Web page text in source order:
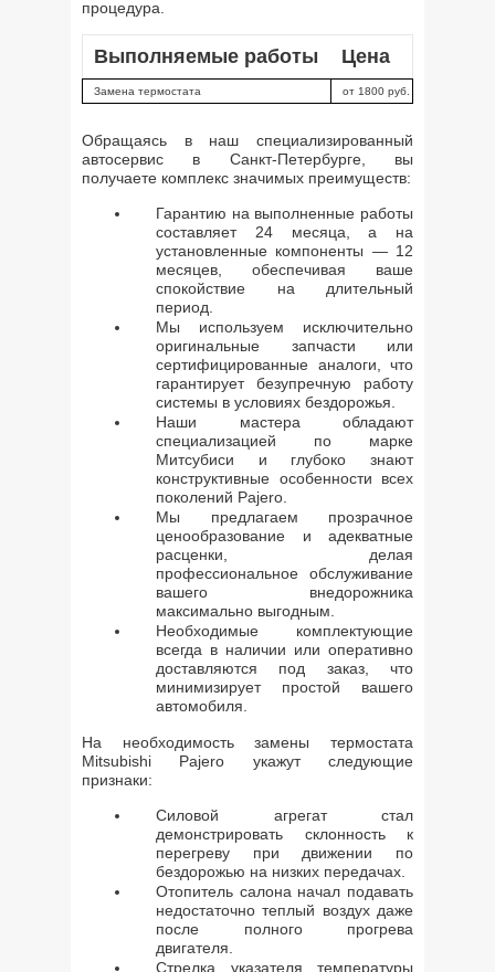
процедура.
Выполняемые работы Цена
Замена термостата от 1800 руб.
Обращаясь в наш специализированный
автосервис в Санкт-Петербурге, вы
получаете комплекс значимых преимуществ:
Гарантию на выполненные работы
составляет 24 месяца, а на
установленные компоненты — 12
месяцев, обеспечивая ваше
спокойствие на длительный
период.
Мы используем исключительно
оригинальные запчасти или
сертифицированные аналоги, что
гарантирует безупречную работу
системы в условиях бездорожья.
Наши мастера обладают
специализацией по марке
Митсубиси и глубоко знают
конструктивные особенности всех
поколений Pajero.
Мы предлагаем прозрачное
ценообразование и адекватные
расценки, делая
профессиональное обслуживание
вашего внедорожника
максимально выгодным.
Необходимые комплектующие
всегда в наличии или оперативно
доставляются под заказ, что
минимизирует простой вашего
автомобиля.
На необходимость замены термостата
Mitsubishi Pajero укажут следующие
признаки:
Силовой агрегат стал
демонстрировать склонность к
перегреву при движении по
бездорожью на низких передачах.
Отопитель салона начал подавать
недостаточно теплый воздух даже
после полного прогрева
двигателя.
Стрелка указателя температуры